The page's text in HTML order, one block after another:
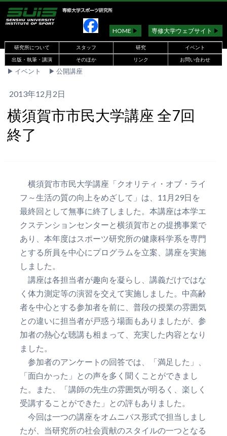
HOME ▶︎ 専修大学ウェブサイト ▶︎
研究所について スタッフ 研究
イベント
出版・執筆・講演
そのほか リンク お問い合わせ
▶︎ イベント ▶︎ 公開講座
2013年12月2日
横須賀市市民大学講座 全7回
終了
横須賀市市民大学講座「クオリティ・オブ・ライ
フ～生活の質の向上をめざして」は、11月29日を
最終回として無事に終了しました。本講座は本学エ
クステンションセンターと横須賀市との提携事業で
あり、本年度はスポーツ研究所の健康科学系を専門
とする所員を中心にプログラムを立案、講座を実施
しました。
講座は各担当者が趣向を凝らし、講義だけではな
く体力測定等の演習を交えて実施しました。中高齢
者を中心とする参加者を前に、普段の授業の雰囲気
との違いに担当者が戸惑う場面もありましたが、参
加者の熱心な聴講も相まって、充実した内容となり
ました。
参加者のアンケートの回答では、「満足した」、
「面白かった」との声を多く聞くことができまし
た。また、「講師の先生の雰囲気が明るく、楽しく
受講することができた」との評もありました。
今回は一つの講座をオムニバス形式で担当しまし
たが、当研究所の社会貢献のスタイルの一つとなる